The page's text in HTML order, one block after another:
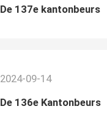
De 137e kantonbeurs
2024-09-14
De 136e Kantonbeurs